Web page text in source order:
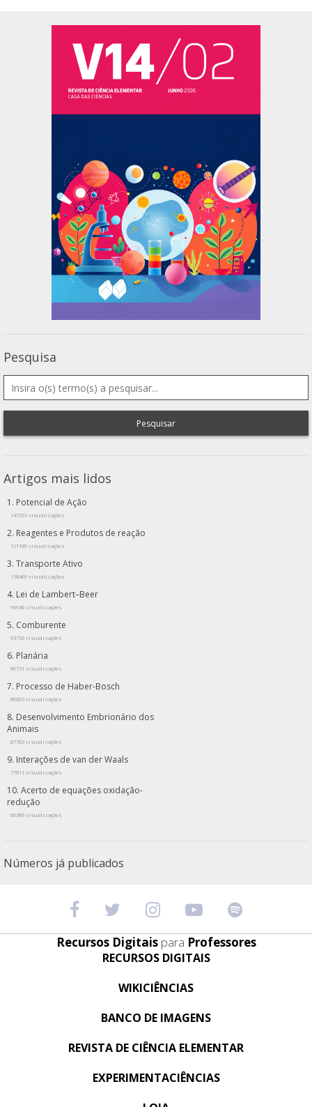
Pesquisa
Pesquisar
Artigos mais lidos
Potencial de Ação
147551 visualizações
Reagentes e Produtos de reação
121189 visualizações
Transporte Ativo
118469 visualizações
Lei de Lambert–Beer
96946 visualizações
Comburente
93756 visualizações
Planária
89721 visualizações
Processo de Haber-Bosch
89003 visualizações
Desenvolvimento Embrionário dos
Animais
87783 visualizações
Interações de van der Waals
77811 visualizações
Acerto de equações oxidação-
redução
66389 visualizações
Números já publicados
Recursos Digitais para Professores
RECURSOS DIGITAIS
WIKICIÊNCIAS
BANCO DE IMAGENS
REVISTA DE CIÊNCIA ELEMENTAR
EXPERIMENTACIÊNCIAS